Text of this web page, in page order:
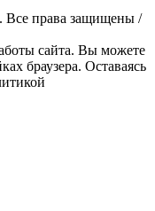
Все права защищены /
сайта. Вы можете
браузера. Оставаясь